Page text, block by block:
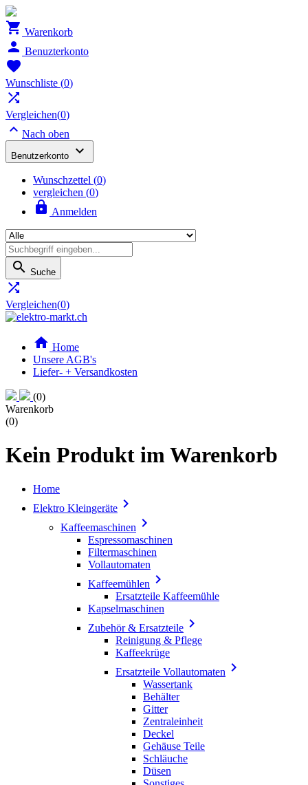
 Warenkorb
 Benuzterkonto

Wunschliste (0)

Vergleichen(0)
 Nach oben
Benutzerkonto 
Wunschzettel (0)
vergleichen (0)
 Anmelden
 Suche

Vergleichen(0)
 Home
Unsere AGB's
Liefer- + Versandkosten
(0)
Warenkorb
(0)
Kein Produkt im Warenkorb
Home
Elektro Kleingeräte 
Kaffeemaschinen 
Espressomaschinen
Filtermaschinen
Vollautomaten
Kaffeemühlen 
Ersatzteile Kaffeemühle
Kapselmaschinen
Zubehör & Ersatzteile 
Reinigung & Pflege
Kaffeekrüge
Ersatzteile Vollautomaten 
Wassertank
Behälter
Gitter
Zentraleinheit
Deckel
Gehäuse Teile
Schläuche
Düsen